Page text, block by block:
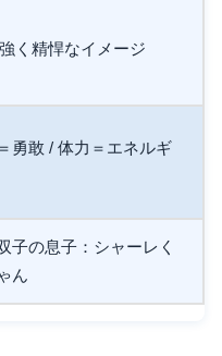
く精悍なイメージ
勇敢 / 体力＝エネルギ
子の息子：シャーレく
ん